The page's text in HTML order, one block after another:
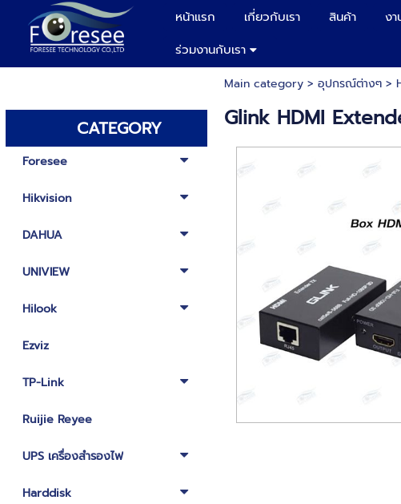
หน้าแรก เกี่ยวกับเรา สินค้า ง
ร่วมงานกับเรา
CATEGORY
Foresee
Hikvision
DAHUA
UNIVIEW
Hilook
Ezviz
TP-Link
Ruijie Reyee
UPS เครื่องสำรองไฟ
Harddisk
Main category> อุปกรณ์ต่างๆ>
Glink HDMI